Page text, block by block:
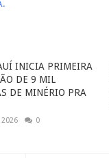
INICIA PRIMEIRA
DE 9 MIL
DE MINÉRIO PRA
0